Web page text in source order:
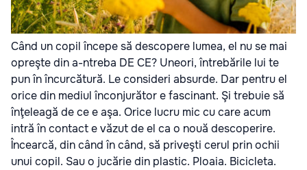
Când un copil începe să descopere lumea, el nu se mai
opreşte din a-ntreba DE CE? Uneori, întrebările lui te
pun în încurcătură. Le consideri absurde. Dar pentru el
orice din mediul înconjurător e fascinant. Şi trebuie să
înţeleagă de ce e aşa. Orice lucru mic cu care acum
intră în contact e văzut de el ca o nouă descoperire.
Încearcă, din când în când, să priveşti cerul prin ochii
unui copil. Sau o jucărie din plastic. Ploaia. Bicicleta.